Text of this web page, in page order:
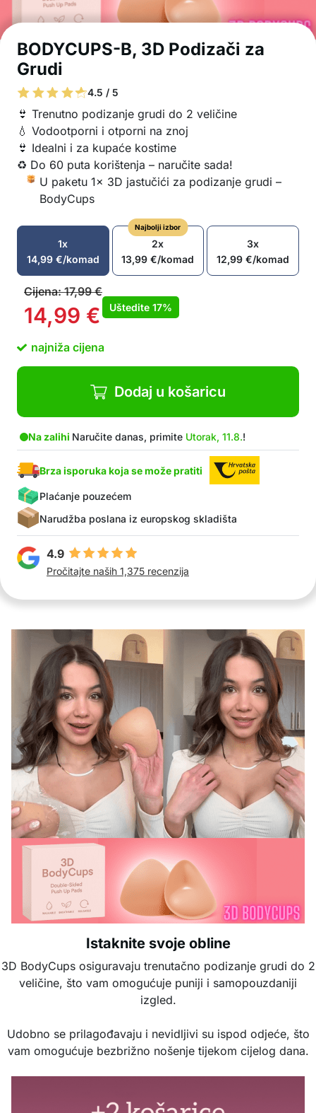
BODYCUPS-B, 3D Podizači za
Grudi
4.5 / 5
👙 Trenutno podizanje grudi do 2 veličine
💧 Vodootporni i otporni na znoj
👙 Idealni i za kupaće kostime
♻️ Do 60 puta korištenja – naručite sada!
U paketu 1x 3D jastučići za podizanje grudi –
BodyCups
1x
14,99 €/komad
Najbolji izbor
2x
13,99€/komad
3x
12,99€/komad
Cijena:17,99€
14,99 € Uštedite 17%
najniža cijena
Dodaj u košaricu
Na zalihi Naručite danas, primite Utorak, 11.8.!
Brza isporuka koja se može pratiti
Plaćanje pouzećem
Narudžba poslana iz europskog skladišta
4.9
Pročitajte naših 1,375 recenzija
Istaknite svoje obline
3D BodyCups osiguravaju trenutačno podizanje grudi do 2
veličine, što vam omogućuje puniji i samopouzdaniji
izgled.
Udobno se prilagođavaju i nevidljivi su ispod odjeće, što
vam omogućuje bezbrižno nošenje tijekom cijelog dana.